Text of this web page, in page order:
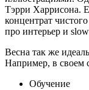
Тэрри Харрисона.
концентрат
про интерьер и
Весна так же
Например, в своем
Обучение